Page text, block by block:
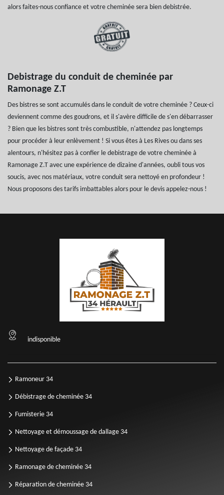
alors faites-nous confiance et votre cheminée sera bien debistrée.
Debistrage du conduit de cheminée par
Ramonage Z.T
Des bistres se sont accumulés dans le conduit de votre cheminée ? Ceux-ci
deviennent comme des goudrons, et il s'avère difficile de s'en débarrasser
? Bien que les bistres sont très combustible, n'attendez pas longtemps
pour procéder à leur enlèvement ! Si vous êtes à Les Rives ou dans ses
alentours, n'hésitez pas à confier le debistrage de votre cheminée à
Ramonage Z.T avec une expérience de dizaine d'années, oubli tous vos
soucis, avec nos matériaux, votre conduit sera nettoyé en profondeur !
Nous proposons des tarifs imbattables alors pour le devis appelez-nous !
indisponible
Ramoneur 34
Débistrage de cheminée 34
Fumisterie 34
Nettoyage et démoussage de dallage 34
Nettoyage de façade 34
Ramonage de cheminée 34
Réparation de cheminée 34